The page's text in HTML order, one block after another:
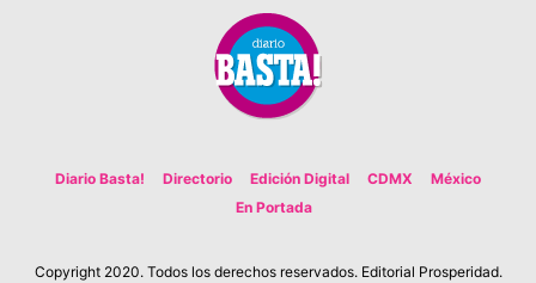
Diario Basta! Directorio Edición Digital CDMX
México
En Portada
Copyright 2020. Todos los derechos reservados. Editorial Prosperidad.